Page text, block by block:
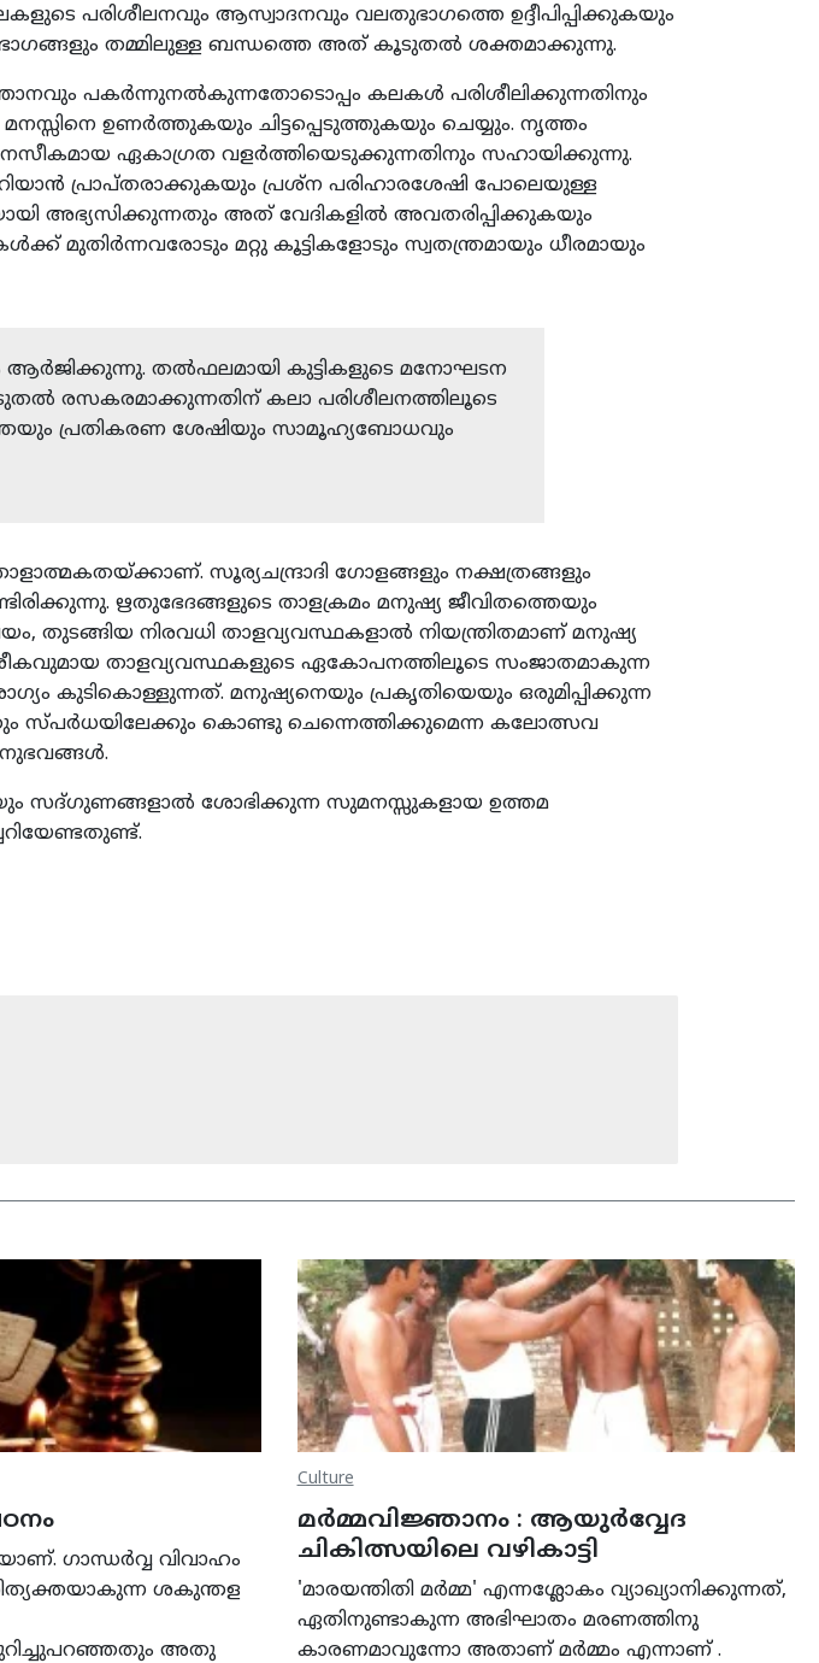
പരിശീലനവും ആസ്വാദനവും വലതുഭാഗത്തെ ഉദ്ദീപിപ്പിക്കുകയും
തമ്മിലുള്ള ബന്ധത്തെ അത് കൂടുതല്‍ ശക്തമാക്കുന്നു.
പകര്‍ന്നുനല്‍കുന്നതോടൊപ്പം കലകള്‍ പരിശീലിക്കുന്നതിനും
ഉണര്‍ത്തുകയും ചിട്ടപ്പെടുത്തുകയും ചെയ്യും. നൃത്തം
ഏകാഗ്രത വളര്‍ത്തിയെടുക്കുന്നതിനും സഹായിക്കുന്നു.
പ്രാപ്തരാക്കുകയും പ്രശ്ന പരിഹാരശേഷി പോലെയുള്ള
അഭ്യസിക്കുന്നതും അത് വേദികളില്‍ അവതരിപ്പിക്കുകയും
മുതിര്‍ന്നവരോടും മറ്റു കൂട്ടികളോടും സ്വതന്ത്രമായും ധീരമായും
ആര്‍ജിക്കുന്നു. തല്‍ഫലമായി കുട്ടികളുടെ മനോഘടന
രസകരമാക്കുന്നതിന് കലാ പരിശീലനത്തിലൂടെ
പ്രതികരണ ശേഷിയും സാമൂഹ്യബോധവും
സൂര്യചന്ദ്രാദി ഗോളങ്ങളും നക്ഷത്രങ്ങളും
ഋതുഭേദങ്ങളുടെ താളക്രമം മനുഷ്യ ജീവിതത്തെയും
തുടങ്ങിയ നിരവധി താളവ്യവസ്ഥകളാല്‍ നിയന്ത്രിതമാണ് മനുഷ്യ
താളവ്യവസ്ഥകളുടെ ഏകോപനത്തിലൂടെ സംജാതമാകുന്ന
കുടികൊള്ളുന്നത്. മനുഷ്യനെയും പ്രകൃതിയെയും ഒരുമിപ്പിക്കുന്ന
സ്പര്‍ധയിലേക്കും കൊണ്ടു ചെന്നെത്തിക്കുമെന്ന കലോത്സവ
സദ്ഗുണങ്ങളാല്‍ ശോഭിക്കുന്ന സുമനസ്സുകളായ ഉത്തമ
ഗാന്ധര്‍വ്വ വിവാഹം
ശകുന്തള
അതു
Culture
മര്‍മ്മവിജ്ഞാനം : ആയുര്‍വ്വേദ
ചികിത്സയിലെ വഴികാട്ടി
'മാരയന്തിതി മര്‍മ്മ' എന്നശ്ലോകം വ്യാഖ്യാനിക്കുന്നത്,
ഏതിനുണ്ടാകുന്ന അഭിഘാതം മരണത്തിനു
കാരണമാവുന്നോ അതാണ് മര്‍മ്മം എന്നാണ് .